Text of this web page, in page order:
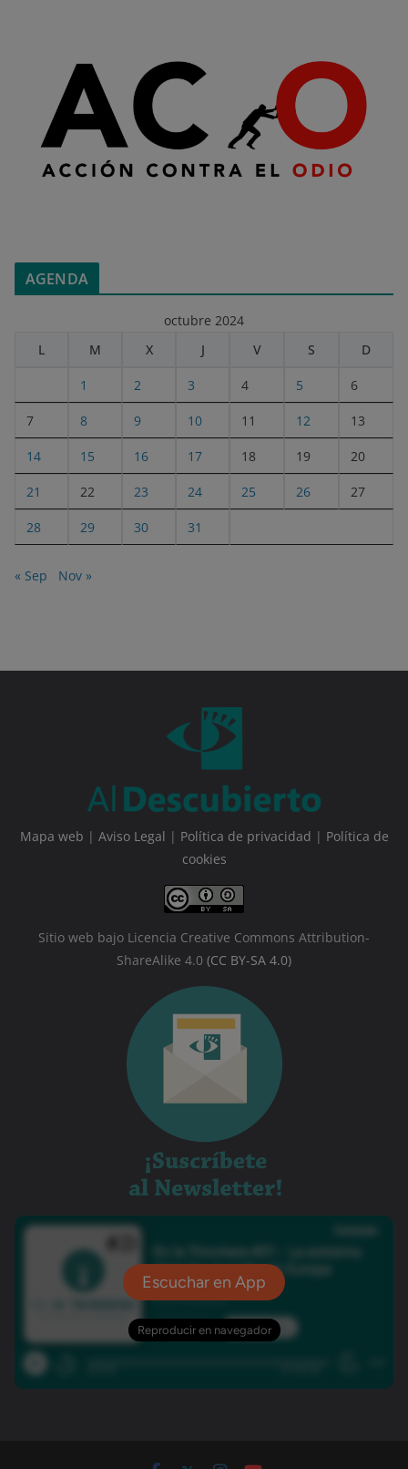
AGENDA
octubre 2024
L
M X J V S D
1 2 3 4 5 6
7 8 9 10 11 12 13
14 15 16 17 18 19 20
21 22 23 24 25 26 27
28 29 30 31
« Sep Nov »
Mapa web | Aviso Legal | Política de privacidad | Política de
cookies
Sitio web bajo Licencia Creative Commons Attribution-
ShareAlike 4.0 (CC BY-SA 4.0)